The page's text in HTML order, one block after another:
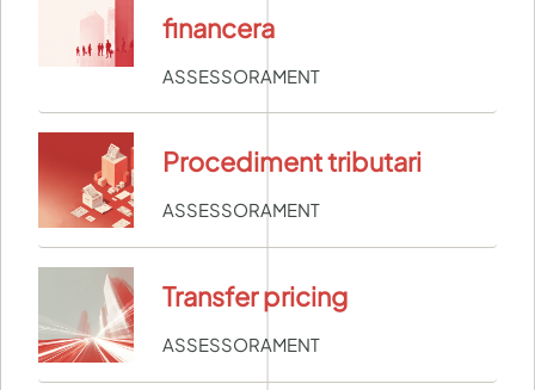
financera
ASSESSORAMENT
Procediment tributari
ASSESSORAMENT
Transfer pricing
ASSESSORAMENT